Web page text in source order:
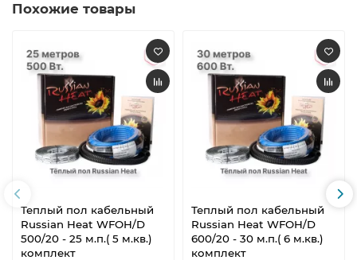
Похожие товары
Теплый пол кабельный
Russian Heat WFOH/D
500/20 - 25 м.п.( 5 м.кв.)
комплект
Теплый пол кабельный
Russian Heat WFOH/D
600/20 - 30 м.п.( 6 м.кв.)
комплект